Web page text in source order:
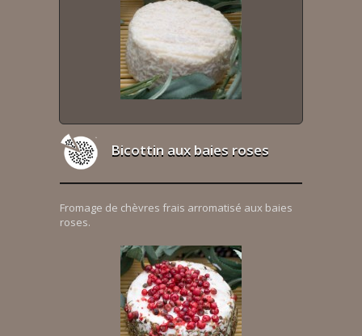
Bicottin aux baies roses
Fromage de chèvres frais arromatisé aux baies
roses.